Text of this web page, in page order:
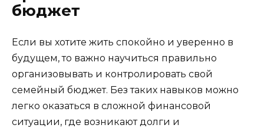
бюджет
Если вы хотите жить спокойно и уверенно в
будущем, то важно научиться правильно
организовывать и контролировать свой
семейный бюджет. Без таких навыков можно
легко оказаться в сложной финансовой
ситуации, где возникают долги и